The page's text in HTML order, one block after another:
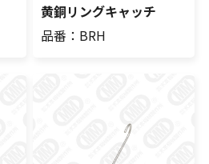
黄銅リングキャッチ
品番：BRH